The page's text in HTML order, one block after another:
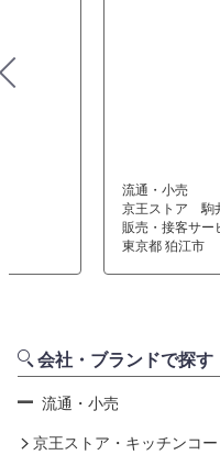
流通・小売
京王ストア 駒
販売・接客サー
東京都 狛江市
会社・ブランドで探す
流通・小売
京王ストア・キッチンコー